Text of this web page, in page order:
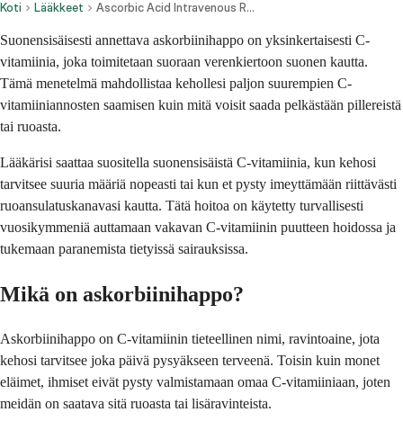
Koti Lääkkeet Ascorbic Acid Intravenous Route
Suonensisäisesti annettava askorbiinihappo on yksinkertaisesti C-
vitamiinia, joka toimitetaan suoraan verenkiertoon suonen kautta.
Tämä menetelmä mahdollistaa kehollesi paljon suurempien C-
vitamiiniannosten saamisen kuin mitä voisit saada pelkästään pillereistä
tai ruoasta.
Lääkärisi saattaa suositella suonensisäistä C-vitamiinia, kun kehosi
tarvitsee suuria määriä nopeasti tai kun et pysty imeyttämään riittävästi
ruoansulatuskanavasi kautta. Tätä hoitoa on käytetty turvallisesti
vuosikymmeniä auttamaan vakavan C-vitamiinin puutteen hoidossa ja
tukemaan paranemista tietyissä sairauksissa.
Mikä on askorbiinihappo?
Askorbiinihappo on C-vitamiinin tieteellinen nimi, ravintoaine, jota
kehosi tarvitsee joka päivä pysyäkseen terveenä. Toisin kuin monet
eläimet, ihmiset eivät pysty valmistamaan omaa C-vitamiiniaan, joten
meidän on saatava sitä ruoasta tai lisäravinteista.